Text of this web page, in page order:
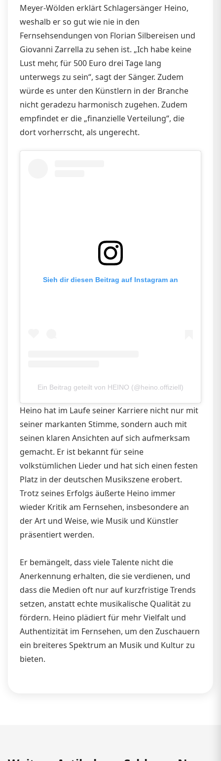
Meyer-Wölden erklärt Schlagersänger Heino,
weshalb er so gut wie nie in den
Fernsehsendungen von Florian Silbereisen und
Giovanni Zarrella zu sehen ist. „Ich habe keine
Lust mehr, für 500 Euro drei Tage lang
unterwegs zu sein“, sagt der Sänger. Zudem
würde es unter den Künstlern in der Branche
nicht geradezu harmonisch zugehen. Zudem
empfindet er die „finanzielle Verteilung“, die
dort vorherrscht, als ungerecht.
Sieh dir diesen Beitrag auf Instagram an
Ein Beitrag geteilt von HEINO (@heino.offiziell)
Heino hat im Laufe seiner Karriere nicht nur mit
seiner markanten Stimme, sondern auch mit
seinen klaren Ansichten auf sich aufmerksam
gemacht. Er ist bekannt für seine
volkstümlichen Lieder und hat sich einen festen
Platz in der deutschen Musikszene erobert.
Trotz seines Erfolgs äußerte Heino immer
wieder Kritik am Fernsehen, insbesondere an
der Art und Weise, wie Musik und Künstler
präsentiert werden.
Er bemängelt, dass viele Talente nicht die
Anerkennung erhalten, die sie verdienen, und
dass die Medien oft nur auf kurzfristige Trends
setzen, anstatt echte musikalische Qualität zu
fördern. Heino plädiert für mehr Vielfalt und
Authentizität im Fernsehen, um den Zuschauern
ein breiteres Spektrum an Musik und Kultur zu
bieten.